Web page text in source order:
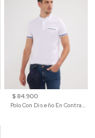
$ 84.900
Polo Con Diseño En Contraste